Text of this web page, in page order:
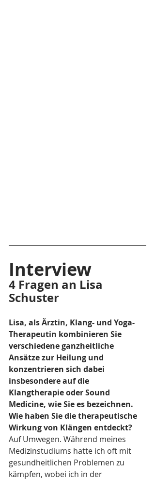
Interview
4 Fragen an Lisa
Schuster
Lisa, als Ärztin, Klang- und Yoga-
Therapeutin kombinieren Sie
verschiedene ganzheitliche
Ansätze zur Heilung und
konzentrieren sich dabei
insbesondere auf die
Klangtherapie oder Sound
Medicine, wie Sie es bezeichnen.
Wie haben Sie die therapeutische
Wirkung von Klängen entdeckt?
Auf Umwegen. Während meines
Medizinstudiums hatte ich oft mit
gesundheitlichen Problemen zu
kämpfen, wobei ich in der